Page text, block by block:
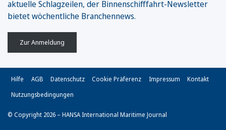
aktuelle Schlagzeilen, der Binnenschifffahrt-Newsletter
bietet wöchentliche Branchennews.
Zur Anmeldung
© Copyright 2026 – HANSA International Maritime Journal
Hilfe AGB Datenschutz Cookie Präferenz Impressum
Kontakt
Nutzungsbedingungen